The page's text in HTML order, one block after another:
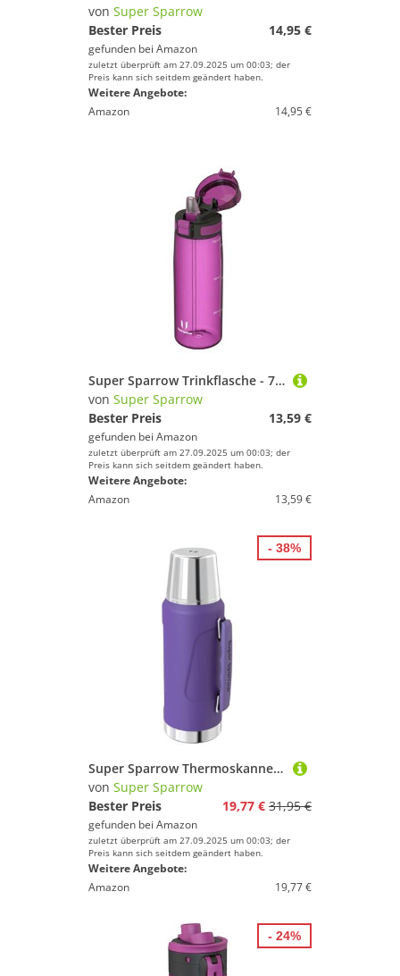
von Super Sparrow
Bester Preis
14,95 €
gefunden bei Amazon
zuletzt überprüft am 27.09.2025 um 00:03; der
Preis kann sich seitdem geändert haben.
Weitere Angebote:
Amazon
14,95 €
Super Sparrow Trinkflasche - 750ml - TouchSip Wasserflasche - BPA-frei - Ideale Sportflasche - Strohhalm Tritan Flasche für Sport, Outdoor und Camping - Leicht, Nachhaltig
von Super Sparrow
Bester Preis
13,59 €
gefunden bei Amazon
zuletzt überprüft am 27.09.2025 um 00:03; der
Preis kann sich seitdem geändert haben.
Weitere Angebote:
Amazon
13,59 €
Super Sparrow Thermoskanne - Thermosflasche Edelstahl - 1.5L - BPA-Frei Trinkflasche - Auslaufsicherer Deckel Fungiert als Trinkbecher - Thermobecher für Sport, Outdoor
von Super Sparrow
Bester Preis
19,77 € 31,95 €
gefunden bei Amazon
zuletzt überprüft am 27.09.2025 um 00:03; der
Preis kann sich seitdem geändert haben.
Weitere Angebote:
Amazon
19,77 €
- 38%
- 24%